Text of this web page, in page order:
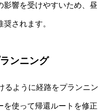
影響を受けやすいため、昼
されます。
ンニング
るように経路をプランニン
を使って帰還ルートを修正